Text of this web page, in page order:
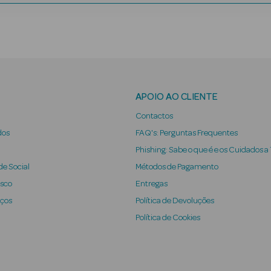
Social
APOIO AO CLIENTE
Contactos
FAQ's: Perguntas Frequentes
Phishing: Sabe o que é e os Cuidados a
Métodos de Pagamento
Entregas
Política de Devoluções
Política de Cookies